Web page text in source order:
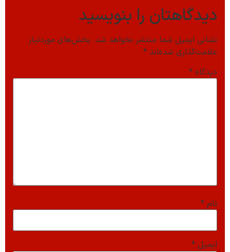
دیدگاهتان را بنویسید
نشانی ایمیل شما منتشر نخواهد شد. بخش‌های موردنیاز
علامت‌گذاری شده‌اند *
دیدگاه *
نام *
ایمیل *